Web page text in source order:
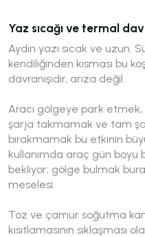
Yaz sıcağı ve termal
Aydın yazı sıcak ve uzun.
kendiliğinden kısması bu
davranışıdır, arıza değil.
Aracı gölgeye park
şarja takmamak ve tam
bırakmamak bu etkinin
kullanımda araç gün
bekliyor; gölge bulmak
meselesi.
Toz ve çamur soğutma
kısıtlamasının sıklaşması